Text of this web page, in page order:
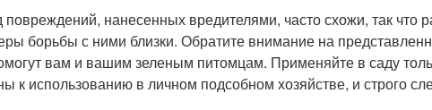
нанесенных вредителями, часто схожи, так что
борьбы с ними близки. Обратите внимание на
вам и вашим зеленым питомцам. Применяйте в саду
к использованию в личном подсобном хозяйстве, и строго